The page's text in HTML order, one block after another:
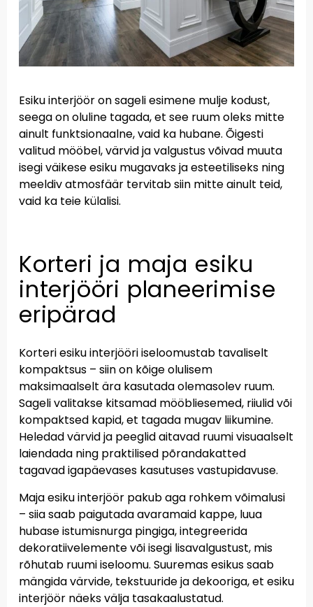
Esiku interjöör on sageli esimene mulje kodust,
seega on oluline tagada, et see ruum oleks mitte
ainult funktsionaalne, vaid ka hubane. Õigesti
valitud mööbel, värvid ja valgustus võivad muuta
isegi väikese esiku mugavaks ja esteetiliseks ning
meeldiv atmosfäär tervitab siin mitte ainult teid,
vaid ka teie külalisi.
Korteri ja maja esiku
interjööri planeerimise
eripärad
Korteri esiku interjööri iseloomustab tavaliselt
kompaktsus – siin on kõige olulisem
maksimaalselt ära kasutada olemasolev ruum.
Sageli valitakse kitsamad mööbliesemed, riiulid või
kompaktsed kapid, et tagada mugav liikumine.
Heledad värvid ja peeglid aitavad ruumi visuaalselt
laiendada ning praktilised põrandakatted
tagavad igapäevases kasutuses vastupidavuse.
Maja esiku interjöör pakub aga rohkem võimalusi
– siia saab paigutada avaramaid kappe, luua
hubase istumisnurga pingiga, integreerida
dekoratiivelemente või isegi lisavalgustust, mis
rõhutab ruumi iseloomu. Suuremas esikus saab
mängida värvide, tekstuuride ja dekooriga, et esiku
interjöör näeks välja tasakaalustatud.